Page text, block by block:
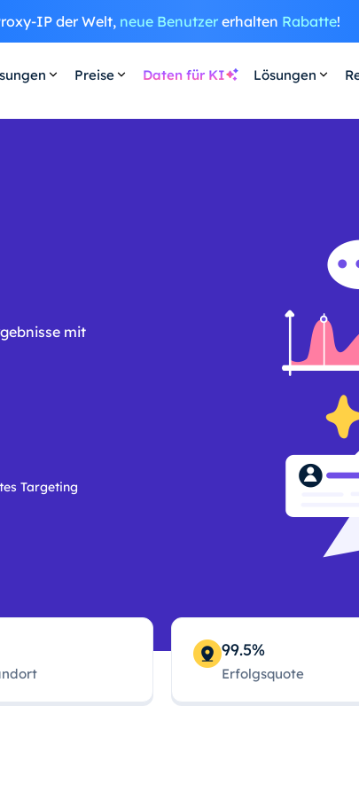
IP der Welt, neue Benutzererhalten Rabatte!
Preise Daten für KI Lösungen
mit
Targeting
99.5%
Erfolgsquote